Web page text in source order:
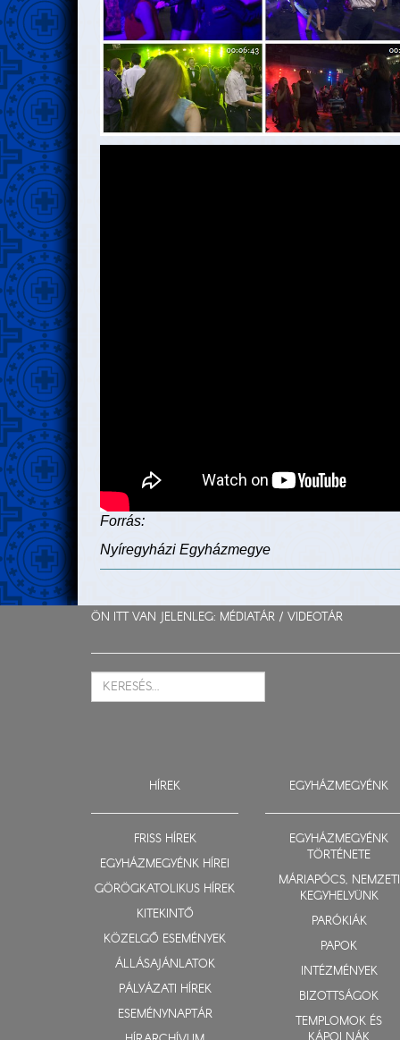
Forrás:
Nyíregyházi Egyházmegye
ÖN ITT VAN JELENLEG: MÉDIATÁR / VIDEOTÁR
HÍREK
FRISS HÍREK
EGYHÁZMEGYÉNK HÍREI
GÖRÖGKATOLIKUS HÍREK
KITEKINTŐ
KÖZELGŐ ESEMÉNYEK
ÁLLÁSAJÁNLATOK
PÁLYÁZATI HÍREK
ESEMÉNYNAPTÁR
EGYHÁZMEGYÉNK
EGYHÁZMEGYÉNK
TÖRTÉNETE
MÁRIAPÓCS, NEMZETI
KEGYHELYÜNK
PARÓKIÁK
PAPOK
INTÉZMÉNYEK
BIZOTTSÁGOK
TEMPLOMOK ÉS